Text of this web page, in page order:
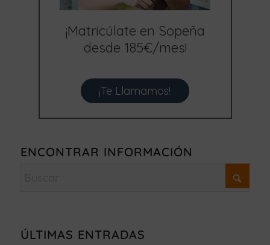
¡Matricúlate en Sopeña
desde 185€/mes!
¡Te Llamamos!
ENCONTRAR INFORMACIÓN
ÚLTIMAS ENTRADAS